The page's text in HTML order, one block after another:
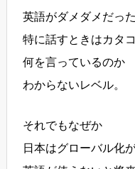
英語がダメダメだっ
特に話すときはカタ
何を言っているのか
わからないレベル。
それでもなぜか
日本はグローバル化